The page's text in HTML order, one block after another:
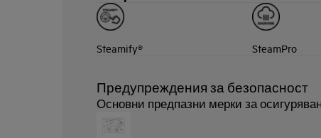
Steamify® SteamPro
Предупреждения за безопасност
Основни предпазни мерки за